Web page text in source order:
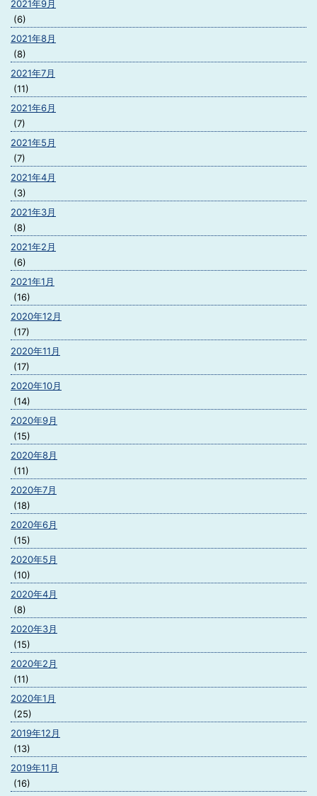
2021年9月
(6)
2021年8月
(8)
2021年7月
(11)
2021年6月
(7)
2021年5月
(7)
2021年4月
(3)
2021年3月
(8)
2021年2月
(6)
2021年1月
(16)
2020年12月
(17)
2020年11月
(17)
2020年10月
(14)
2020年9月
(15)
2020年8月
(11)
2020年7月
(18)
2020年6月
(15)
2020年5月
(10)
2020年4月
(8)
2020年3月
(15)
2020年2月
(11)
2020年1月
(25)
2019年12月
(13)
2019年11月
(16)